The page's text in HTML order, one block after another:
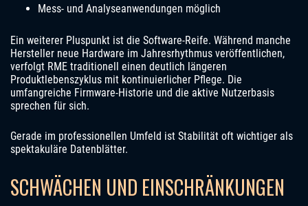
Mess- und Analyseanwendungen möglich
Ein weiterer Pluspunkt ist die Software-Reife. Während manche
Hersteller neue Hardware im Jahresrhythmus veröffentlichen,
verfolgt RME traditionell einen deutlich längeren
Produktlebenszyklus mit kontinuierlicher Pflege. Die
umfangreiche Firmware-Historie und die aktive Nutzerbasis
sprechen für sich.
Gerade im professionellen Umfeld ist Stabilität oft wichtiger als
spektakuläre Datenblätter.
SCHWÄCHEN UND EINSCHRÄNKUNGEN